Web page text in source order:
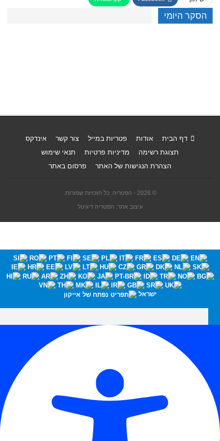
הסקר היומי
דף הבית אודות פטריות במייל צור קשר
אינדקס
תצוגת רשימה
מדיניות פרטיות
תנאי שימוש
הצהרת הנגישות של האתר
פרסום באתר
© 2026 - הפטריה. כל הזכויות שמורות.
עיצוב אתר: הפטריה דיגיטל
ישראל